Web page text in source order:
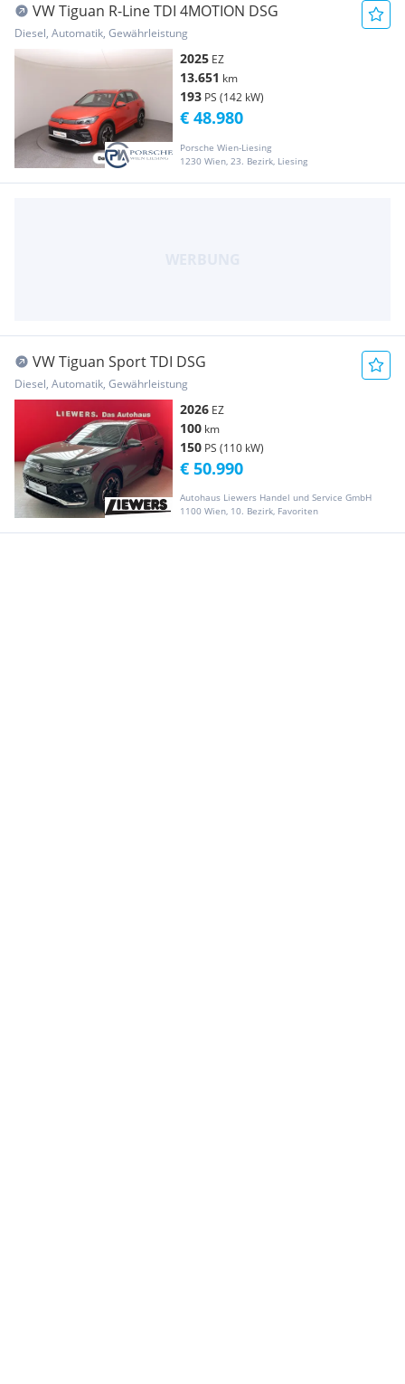
VW Tiguan R-Line TDI 4MOTION DSG
Diesel, Automatik, Gewährleistung
2025 EZ
13.651 km
193 PS (142 kW)
Porsche Wien-Liesing
1230 Wien, 23. Bezirk, Liesing
€ 48.980
VW Tiguan Sport TDI DSG
Diesel, Automatik, Gewährleistung
2026 EZ
100 km
150 PS (110 kW)
Autohaus Liewers Handel und Service GmbH
1100 Wien, 10. Bezirk, Favoriten
€ 50.990